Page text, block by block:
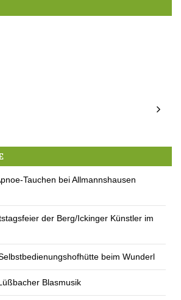
Tauchen bei Allmannshausen
der Berg/Ickinger Künstler im
beim Wunderl
Blasmusik